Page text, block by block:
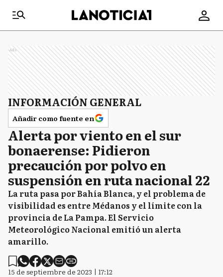
Ads
INFORMACIÓN GENERAL
Añadir como fuente en
Alerta por viento en el sur
bonaerense: Pidieron
precaución por polvo en
suspensión en ruta nacional 22
La ruta pasa por Bahía Blanca, y el problema de
visibilidad es entre Médanos y el límite con la
provincia de La Pampa. El Servicio
Meteorológico Nacional emitió un alerta
amarillo.
15 de septiembre de 2023 | 17:12